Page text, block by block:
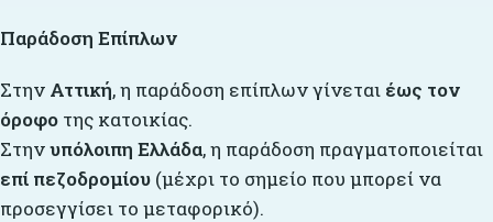
Παράδοση Επίπλων
Στην Αττική, η παράδοση επίπλων γίνεται έως τον
όροφο της κατοικίας.
Στηνυπόλοιπη Ελλάδα, η παράδοση πραγματοποιείται
επί πεζοδρομίου (μέχρι το σημείο που μπορεί να
προσεγγίσει το μεταφορικό).